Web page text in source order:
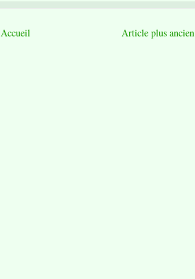
Article plus ancien
Accueil